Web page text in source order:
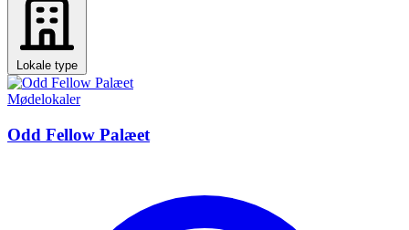
Lokale type
Mødelokaler
Odd Fellow Palæet